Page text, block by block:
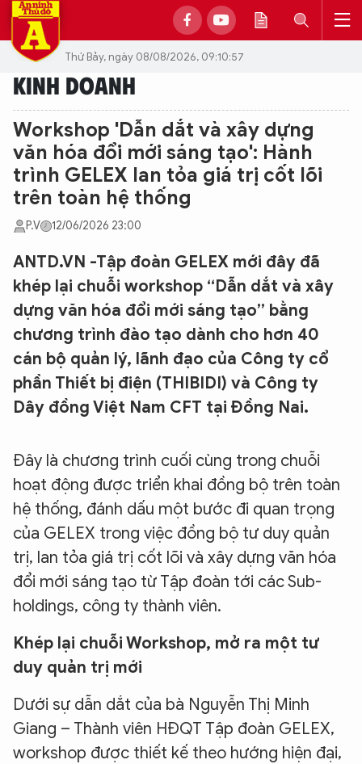
Thứ Bảy, ngày 08/08/2026, 09:10:57
KINH DOANH
Workshop 'Dẫn dắt và xây dựng
văn hóa đổi mới sáng tạo': Hành
trình GELEX lan tỏa giá trị cốt lõi
trên toàn hệ thống
P.V 12/06/2026 23:00
ANTD.VN -Tập đoàn GELEX mới đây đã
khép lại chuỗi workshop “Dẫn dắt và xây
dựng văn hóa đổi mới sáng tạo” bằng
chương trình đào tạo dành cho hơn 40
cán bộ quản lý, lãnh đạo của Công ty cổ
phần Thiết bị điện (THIBIDI) và Công ty
Dây đồng Việt Nam CFT tại Đồng Nai.
Đây là chương trình cuối cùng trong chuỗi
hoạt động được triển khai đồng bộ trên toàn
hệ thống, đánh dấu một bước đi quan trọng
của GELEX trong việc đồng bộ tư duy quản
trị, lan tỏa giá trị cốt lõi và xây dựng văn hóa
đổi mới sáng tạo từ Tập đoàn tới các Sub-
holdings, công ty thành viên.
Khép lại chuỗi Workshop, mở ra một tư
duy quản trị mới
Dưới sự dẫn dắt của bà Nguyễn Thị Minh
Giang – Thành viên HĐQT Tập đoàn GELEX,
workshop được thiết kế theo hướng hiện đại,